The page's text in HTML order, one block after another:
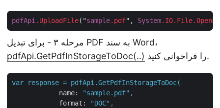
pdfApi.UploadFile("sample.pdf", System.IO.File
مرحله ۳ - برای تبدیل PDF به سند Word،
pdfApi.GetPdfInStorageToDoc(..)
را فراخوانی کنید.
var response = pdfApi.GetPdfInStorageToDoc(
name:
"sample.pdf" ,
format:
"DOC" ,